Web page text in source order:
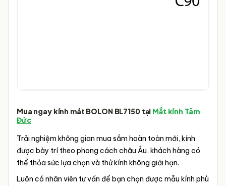
Mua ngay kính mát BOLON BL7150 tại Mắt kính Tâm
Đức
Trải nghiệm không gian mua sắm hoàn toàn mới, kính
được bày trí theo phong cách châu Âu, khách hàng có
thể thỏa sức lựa chọn và thử kính không giới hạn.
Luôn có nhân viên tư vấn để bạn chọn được mẫu kính phù